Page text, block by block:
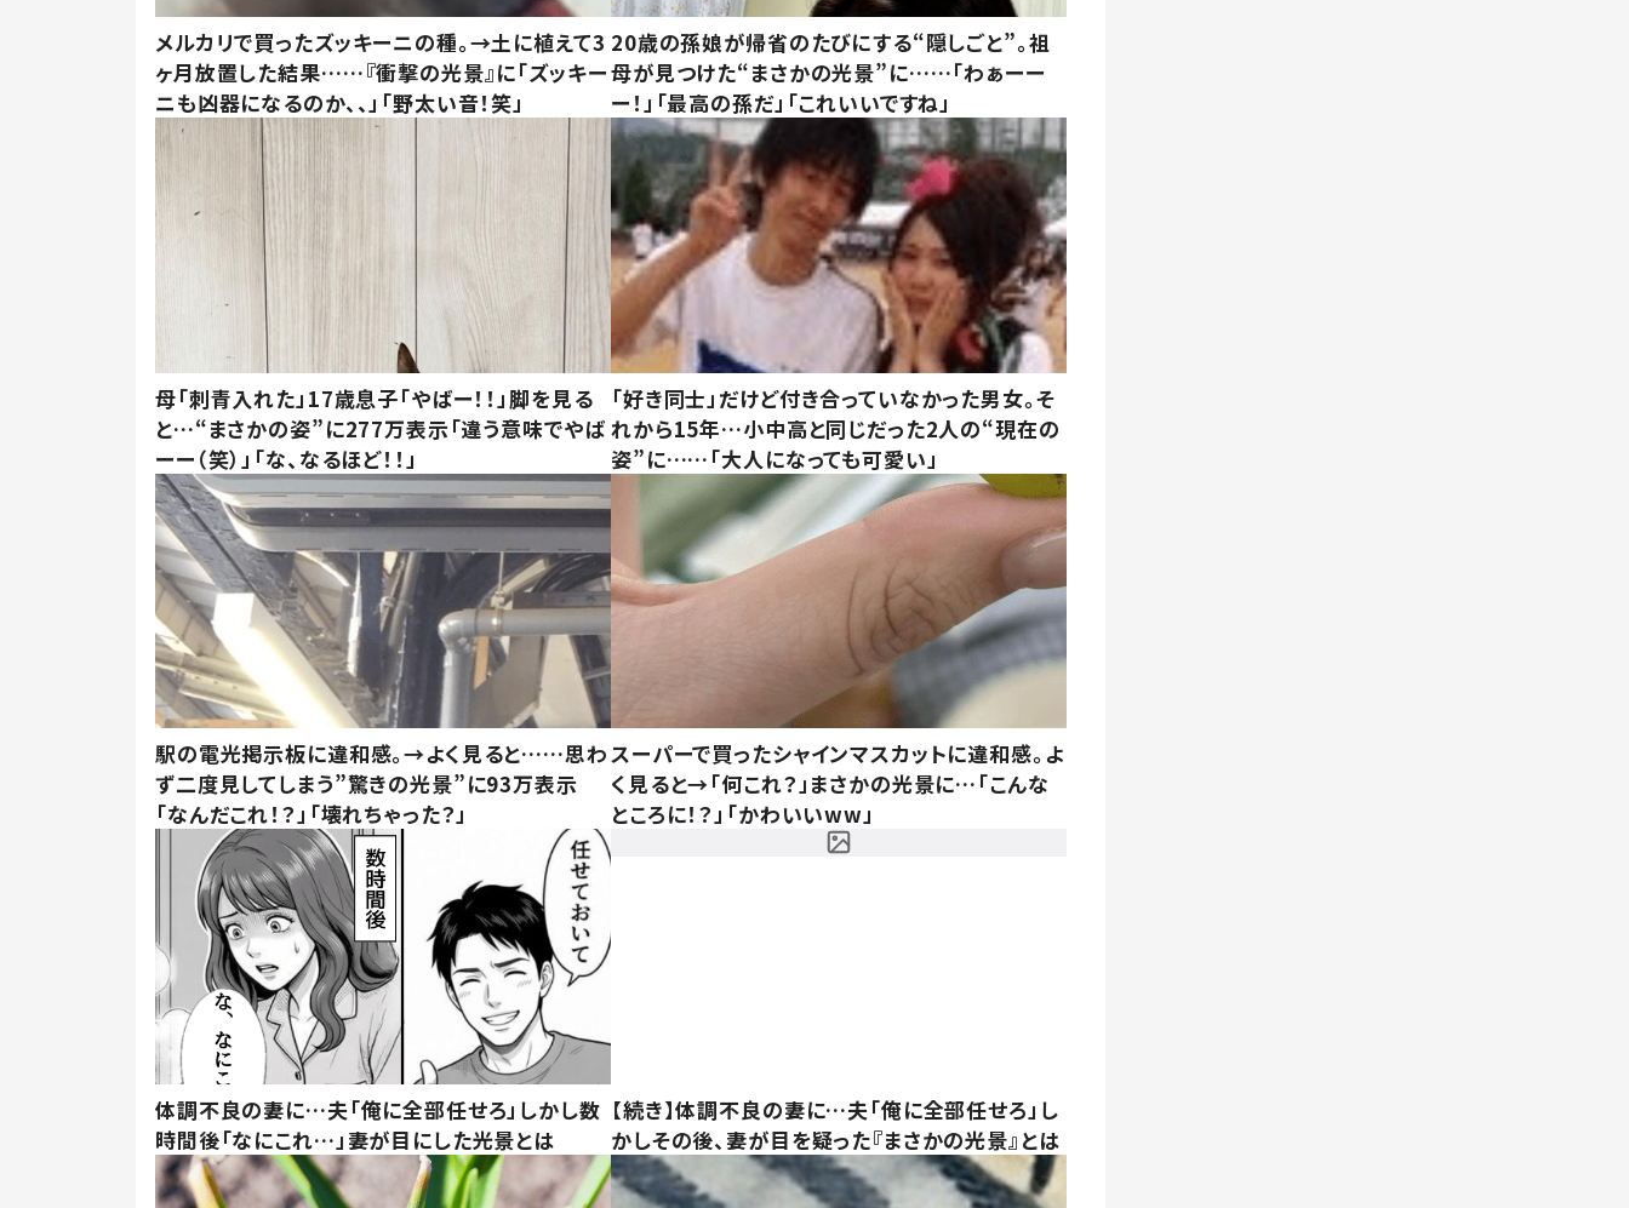
メルカリで買ったズッキーニの種。→土に植えて3
ヶ月放置した結果……『衝撃の光景』に「ズッキー
ニも凶器になるのか、、」「野太い音！笑」
20歳の孫娘が帰省のたびにする“隠しごと”。祖
母が見つけた“まさかの光景”に……「わぁーー
ー！」「最高の孫だ」「これいいですね」
母「刺青入れた」17歳息子「やばー！！」脚を見る
と…“まさかの姿”に277万表示「違う意味でやば
ーー（笑）」「な、なるほど！！」
「好き同士」だけど付き合っていなかった男女。そ
れから15年…小中高と同じだった2人の“現在の
姿”に……「大人になっても可愛い」
駅の電光掲示板に違和感。→よく見ると……思わ
ず二度見してしまう”驚きの光景”に93万表示
「なんだこれ！？」「壊れちゃった？」
スーパーで買ったシャインマスカットに違和感。よ
く見ると→「何これ？」まさかの光景に…「こんな
ところに！？」「かわいいww」
体調不良の妻に…夫「俺に全部任せろ」しかし数
時間後「なにこれ…」妻が目にした光景とは
【続き】体調不良の妻に…夫「俺に全部任せろ」し
かしその後、妻が目を疑った『まさかの光景』とは